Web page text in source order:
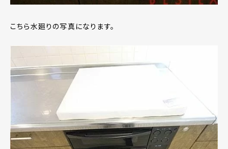
こちら水廻りの写真になります。